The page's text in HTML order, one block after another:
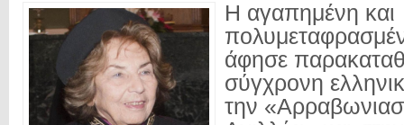
Η αγαπημένη και
άφησε
σύγχρονη
την